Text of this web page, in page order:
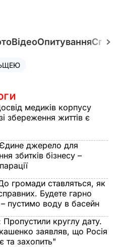
ВідеоОпитування
медиків корпусу
збереження життів є
Єдине джерело для
збитків бізнесу –
громади ставляться, як
Будете гарно
пустимо воду в басейн
Пропустили круглу дату.
заявляв, що Росія
та захопить"